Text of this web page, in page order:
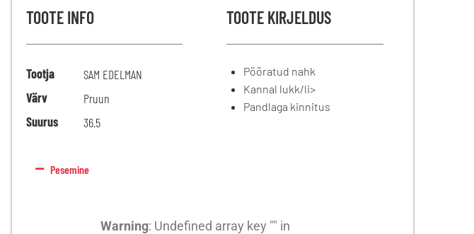
TOOTE INFO
Tootja
SAM EDELMAN
Värv
Pruun
Suurus
36.5
TOOTE KIRJELDUS
Pööratud nahk
Kannal lukk/li>
Pandlaga kinnitus
Pesemine
Warning: Undefined array key "" in